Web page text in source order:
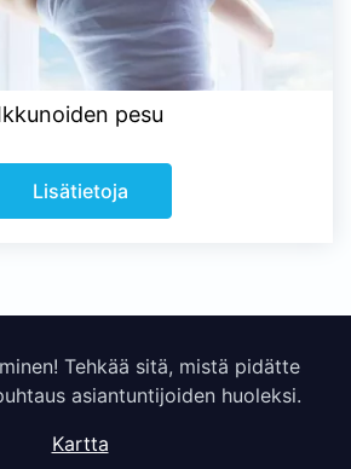
pesu
Lisätietoja
Tehkää sitä, mistä pidätte
asiantuntijoiden huoleksi.
Kartta